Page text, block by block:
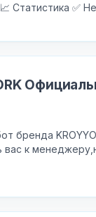
*
Статистика ✅
бренда
к